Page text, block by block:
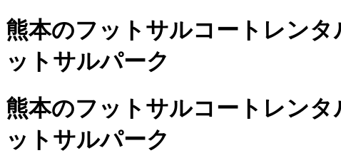
熊本のフットサルコートレンタ
ットサルパーク
熊本のフットサルコートレンタ
ットサルパーク